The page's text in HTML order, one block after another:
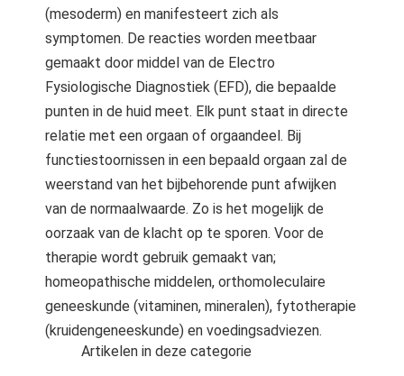
(mesoderm) en manifesteert zich als
symptomen. De reacties worden meetbaar
gemaakt door middel van de Electro
Fysiologische Diagnostiek (EFD), die bepaalde
punten in de huid meet. Elk punt staat in directe
relatie met een orgaan of orgaandeel. Bij
functiestoornissen in een bepaald orgaan zal de
weerstand van het bijbehorende punt afwijken
van de normaalwaarde. Zo is het mogelijk de
oorzaak van de klacht op te sporen. Voor de
therapie wordt gebruik gemaakt van;
homeopathische middelen, orthomoleculaire
geneeskunde (vitaminen, mineralen), fytotherapie
(kruidengeneeskunde) en voedingsadviezen.
Artikelen in deze categorie